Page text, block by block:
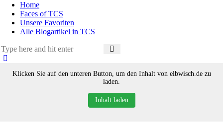
Home
Faces of TCS
Unsere Favoriten
Alle Blogartikel in TCS
Klicken Sie auf den unteren Button, um den Inhalt von elbwisch.de zu
laden.
Inhalt laden